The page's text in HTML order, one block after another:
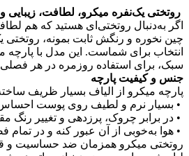
میکرو، لطافت، زیبایی و دوام
روتختی‌ای هستید که هم لطافت پارچه
و رنگش ثابت بمونه، روتختی یک‌نفره
شماست. این مدل با پارچه
استفاده روزمره در هر فصلی طراحی
پارچه
از الیاف بسیار ظریف ساخته شده که
و لطیف روی پوست احساس بشه؛
چروک، پرزدهی و تغییر رنگ مقاوم باشه؛
از آن عبور کنه و در تمام فصل‌ها قابل
همزمان ضد حساسیت و قابل